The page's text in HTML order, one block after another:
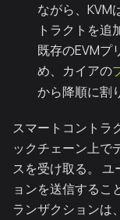
ながら、KVM
トラクトを追
既存のEVMプ
め、カイアの
から降順に割
スマートコントラ
ックチェーン上で
スを受け取る。
ョンを送信するこ
ランザクションは